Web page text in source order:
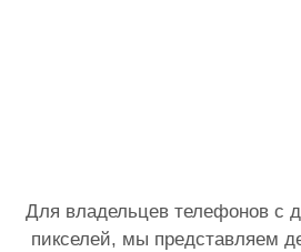
Для владельцев телефонов с
пикселей, мы представляем